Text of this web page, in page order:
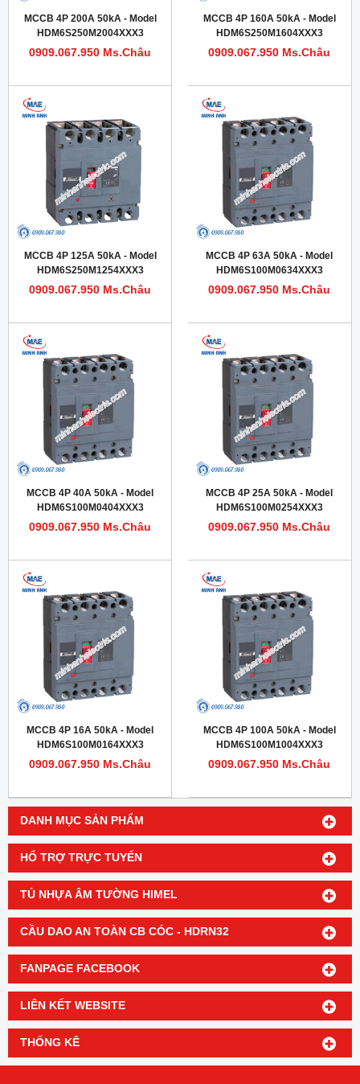
DANH MỤC SẢN PHẨM
HỔ TRỢ TRỰC TUYẾN
TỦ NHỰA ÂM TƯỜNG HIMEL
CẦU DAO AN TOÀN CB CÓC - HDRN32
FANPAGE FACEBOOK
LIÊN KẾT WEBSITE
THỐNG KÊ
MCCB 4P 200A 50kA - Model
HDM6S250M2004XXX3
0909.067.950 Ms.Châu
MCCB 4P 160A 50kA - Model
HDM6S250M1604XXX3
0909.067.950 Ms.Châu
MCCB 4P 125A 50kA - Model
HDM6S250M1254XXX3
0909.067.950 Ms.Châu
MCCB 4P 63A 50kA - Model
HDM6S100M0634XXX3
0909.067.950 Ms.Châu
MCCB 4P 40A 50kA - Model
HDM6S100M0404XXX3
0909.067.950 Ms.Châu
MCCB 4P 25A 50kA - Model
HDM6S100M0254XXX3
0909.067.950 Ms.Châu
MCCB 4P 16A 50kA - Model
HDM6S100M0164XXX3
0909.067.950 Ms.Châu
MCCB 4P 100A 50kA - Model
HDM6S100M1004XXX3
0909.067.950 Ms.Châu